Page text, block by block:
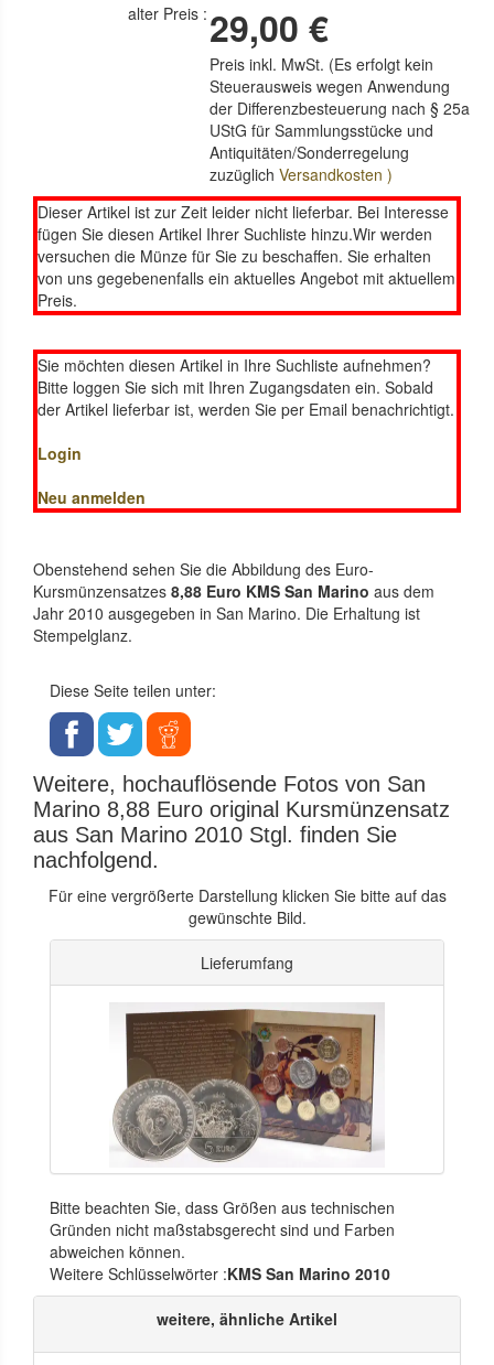
alter Preis : 29,00 €
Preis inkl. MwSt. (Es erfolgt kein
Steuerausweis wegen Anwendung
der Differenzbesteuerung nach § 25a
UStG für Sammlungsstücke und
Antiquitäten/Sonderregelung
zuzüglichVersandkosten )
Dieser Artikel ist zur Zeit leider nicht lieferbar. Bei Interesse
fügen Sie diesen Artikel Ihrer Suchliste hinzu.Wir werden
versuchen die Münze für Sie zu beschaffen. Sie erhalten
von uns gegebenenfalls ein aktuelles Angebot mit aktuellem
Preis.
Sie möchten diesen Artikel in Ihre Suchliste aufnehmen?
Bitte loggen Sie sich mit Ihren Zugangsdaten ein. Sobald
der Artikel lieferbar ist, werden Sie per Email benachrichtigt.
Login
Neu anmelden
Obenstehend sehen Sie die Abbildung des Euro-
Kursmünzensatzes 8,88 Euro KMS San Marino aus dem
Jahr 2010 ausgegeben in San Marino. Die Erhaltung ist
Stempelglanz.
Diese Seite teilen unter:
Weitere, hochauflösende Fotos von San
Marino 8,88 Euro original Kursmünzensatz
aus San Marino 2010 Stgl. finden Sie
nachfolgend.
Für eine vergrößerte Darstellung klicken Sie bitte auf das
gewünschte Bild.
Lieferumfang
Bitte beachten Sie, dass Größen aus technischen
Gründen nicht maßstabsgerecht sind und Farben
abweichen können.
Weitere Schlüsselwörter :KMS San Marino 2010
weitere, ähnliche Artikel